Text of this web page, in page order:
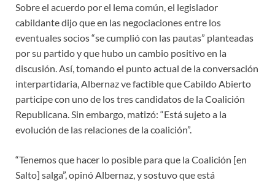
Sobre el acuerdo por el lema común, el legislador
cabildante dijo que en las negociaciones entre los
eventuales socios “se cumplió con las pautas” planteadas
por su partido y que hubo un cambio positivo en la
discusión. Así, tomando el punto actual de la conversación
interpartidaria, Albernaz ve factible que Cabildo Abierto
participe con uno de los tres candidatos de la Coalición
Republicana. Sin embargo, matizó: “Está sujeto a la
evolución de las relaciones de la coalición”.
“Tenemos que hacer lo posible para que la Coalición [en
Salto] salga”, opinó Albernaz, y sostuvo que está